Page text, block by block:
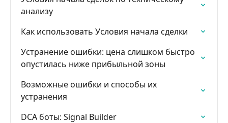
анализу
Как использовать Условия начала сделки
Устранение ошибки: цена слишком быстро
опустилась ниже прибыльной зоны
Возможные ошибки и способы их
устранения
DCA боты: Signal Builder